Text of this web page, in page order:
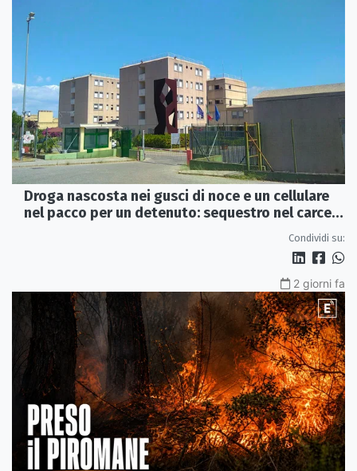
Droga nascosta nei gusci di noce e un cellulare
nel pacco per un detenuto: sequestro nel carcere
Condividi su:
2 giorni fa